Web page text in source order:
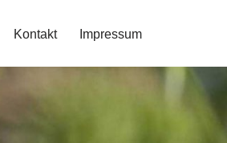
Kontakt Impressum